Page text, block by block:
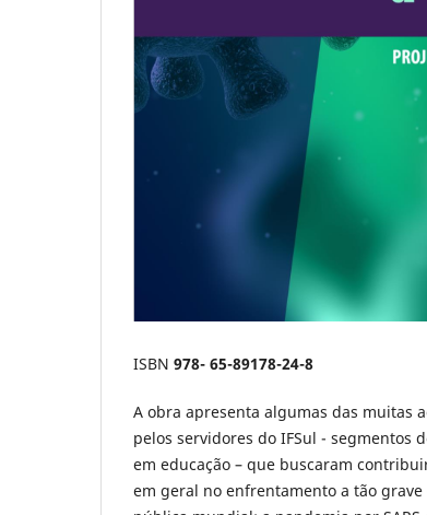
ISBN 978- 65-89178-24-8
A obra apresenta algumas das muitas
pelos servidores do IFSul - segmentos
em educação – que buscaram
em geral no enfrentamento a tão